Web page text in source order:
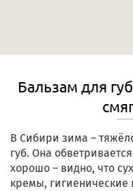
Бальзам для
В Сибири зима –
губ. Она
хорошо – видно, что
кремы, гигиенические